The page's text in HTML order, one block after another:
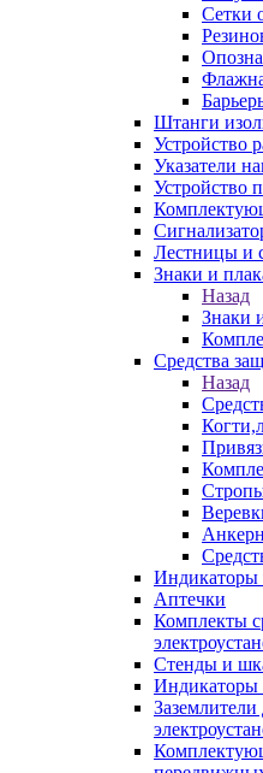
Сетки
Штанги
Устройство
Указатели
Устройство
Лестницы и
Знаки и
Назад
Знаки
Средства
Назад
Индикаторы
Аптечки
Комплекты
Стенды и
Индикаторы